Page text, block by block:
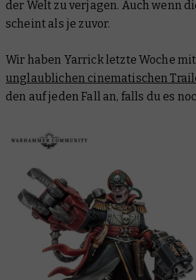
der Welt zu verjagen. Auch wenn
scheint als je zuvor.
Wir haben Yarrick letzte Woche
unglaublichen cinematischen
den auf jeden Fall an, falls du es